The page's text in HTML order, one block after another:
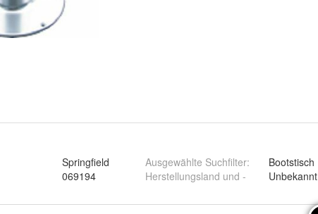
Springfield
069194
Ausgewählte Suchfilter:
Bootstisch
Herstellungsland und -
Unbekannt